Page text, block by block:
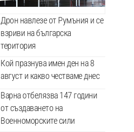
Дрон навлезе от Румъния и се
взриви на българска
територия
Кой празнува имен ден на 8
август и какво честваме днес
Варна отбелязва 147 години
от създаването на
Военноморските сили